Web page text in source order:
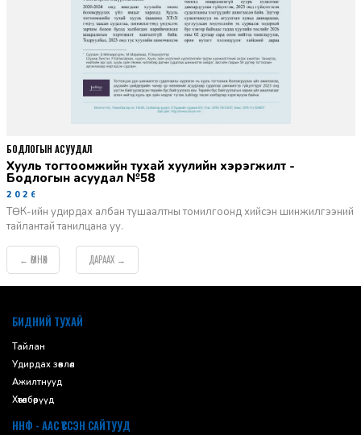
Хууль тогтоомжийн тухай хуулийн хэрэгжилт -
Бодлогын асуудал №58
2026-06-02
ТӨК-ийн удирдах албан тушаалтны томилгоонд хийсэн шинжилгээний
тайлантай танилцана уу.
БОДЛОГЫН АСУУДАЛ
← ӨМНӨХ ДАРААХ →
БИДНИЙ ТУХАЙ
Тайлан
Удирдах зөвлөл
Ажилтнууд
Хөтөлбөрүүд
ННФ - ААС ҮҮССЭН САЙТУУД